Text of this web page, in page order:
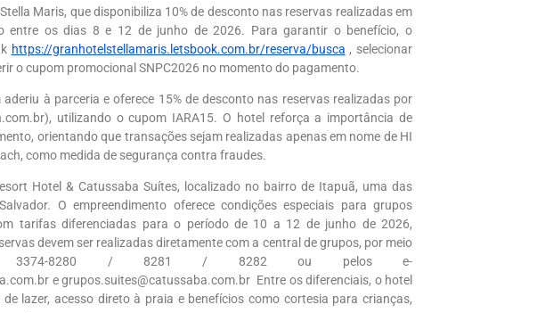
Maris, que disponibiliza 10% de desconto nas reservas realizadas em
entre os dias 8 e 12 de junho de 2026. Para garantir o benefício, o
https://granhotelstellamaris.letsbook.com.br/reserva/busca , selecionar
o cupom promocional SNPC2026 no momento do pagamento.
à parceria e oferece 15% de desconto nas reservas realizadas por
utilizando o cupom IARA15. O hotel reforça a importância de
orientando que transações sejam realizadas apenas em nome de HI
como medida de segurança contra fraudes.
Hotel & Catussaba Suítes, localizado no bairro de Itapuã, uma das
O empreendimento oferece condições especiais para grupos
tarifas diferenciadas para o período de 10 a 12 de junho de 2026,
devem ser realizadas diretamente com a central de grupos, por meio
3374-8280 / 8281 / 8282 ou pelos e-
e grupos.suites@catussaba.com.br Entre os diferenciais, o hotel
lazer, acesso direto à praia e benefícios como cortesia para crianças,